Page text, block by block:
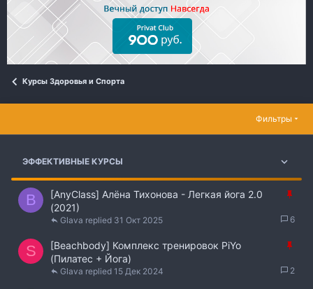
Курсы Здоровья и Спорта
Фильтры
ЭФФЕКТИВНЫЕ КУРСЫ
B
к
л
[AnyClass] Алёна Тихонова - Легкая йога 2.0
(2021)
6
31 Окт 2025
Glava
S
к
[Beachbody] Комплекс тренировок PiYo
(Пилатес + Йога)
2
15 Дек 2024
Glava